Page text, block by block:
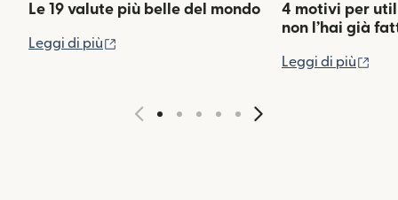
Le 19 valute più belle del mondo
Leggi di più
4 motivi per
non l’hai già
Leggi di più